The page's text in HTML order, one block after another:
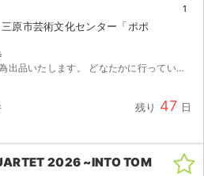
原市芸術文化センター「ポポ
から定価でお譲りいたしたいと思っております。 値下げも検討しております！ イープラスにて分配いたします...
残り 47 日
1
2026 ~INTO TOM